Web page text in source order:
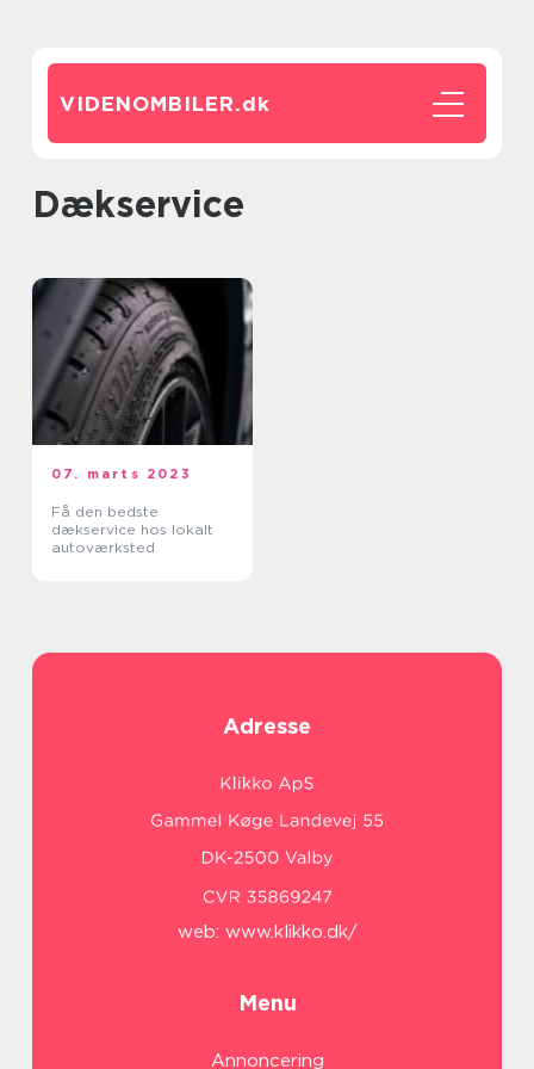
VIDENOMBILER.dk
dækservice
07. marts 2023
Få den bedste
dækservice hos lokalt
autoværksted
Adresse
web: www.klikko.dk/
Menu
Annoncering